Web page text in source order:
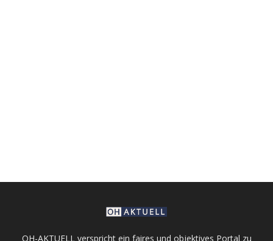
OH-AKTUELL verspricht ein faires und objektives Portal zu